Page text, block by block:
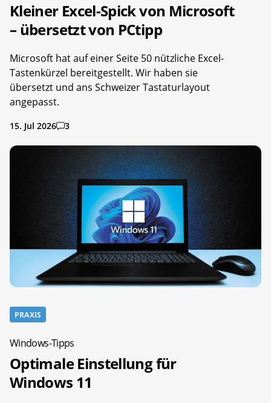
Kleiner Excel-Spick von Microsoft
– übersetzt von PCtipp
Microsoft hat auf einer Seite 50 nützliche Excel-
Tastenkürzel bereitgestellt. Wir haben sie
übersetzt und ans Schweizer Tastaturlayout
angepasst.
15. Jul 2026 3
PRAXIS
Windows-Tipps
Optimale Einstellung für
Windows 11